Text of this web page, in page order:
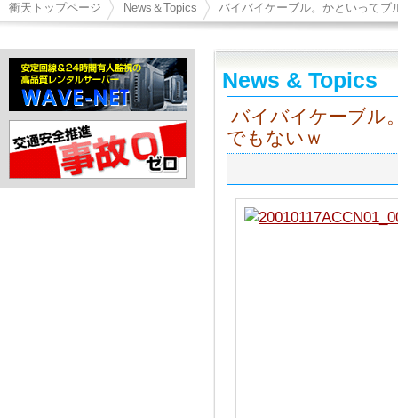
衝天トップページ News＆Topics バイバイケーブル。かといってブ
News & Topics
バイバイケーブル
でもないｗ